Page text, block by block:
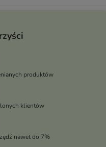
produktów
klientów
nawet do 7%